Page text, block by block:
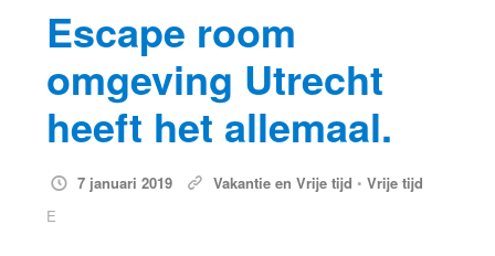
Escape room
omgeving Utrecht
heeft het allemaal.
7 januari 2019 Vakantie en Vrije tijd •Vrije tijd
E